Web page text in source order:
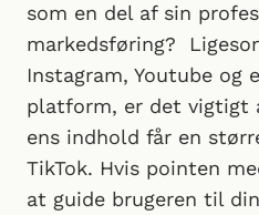
som en del af sin
markedsføring?
Instagram, Youtube og
platform, er det vigtigt
ens indhold får en
TikTok. Hvis pointen
at guide brugeren til